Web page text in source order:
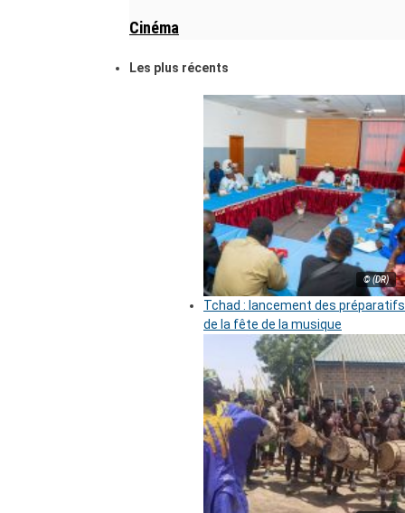
Cinéma
Les plus récents
© (DR)
Tchad : lancement des préparatifs
de la fête de la musique